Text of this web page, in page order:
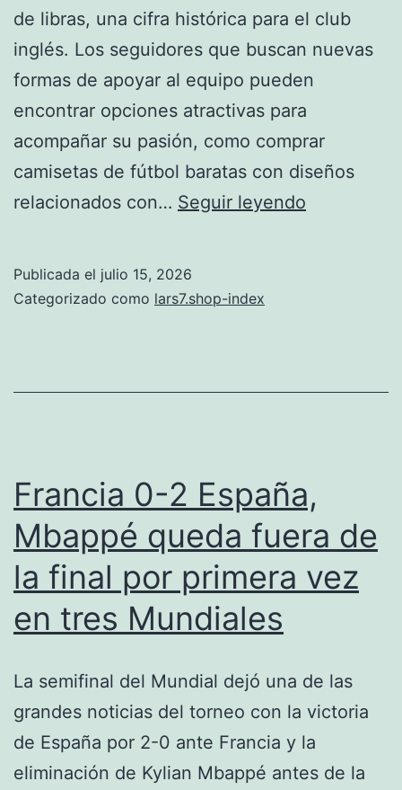
de libras, una cifra histórica para el club
inglés. Los seguidores que buscan nuevas
formas de apoyar al equipo pueden
encontrar opciones atractivas para
acompañar su pasión, como comprar
camisetas de fútbol baratas con diseños
relacionados con… Seguir leyendo
por
46
millones
Publicada el julio 15, 2026
Categorizado como lars7.shop-index
Francia 0-2 España,
Mbappé queda fuera de
la final por primera vez
en tres Mundiales
La semifinal del Mundial dejó una de las
grandes noticias del torneo con la victoria
de España por 2-0 ante Francia y la
eliminación de Kylian Mbappé antes de la